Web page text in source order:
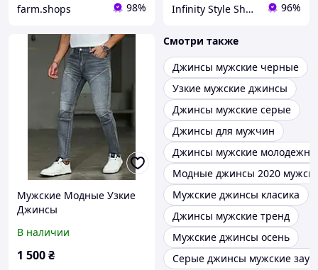
farm.shops 98% Infinity Style Shop - IS°ho 96%
Мужские Модные Узкие
Джинсы
В наличии
1 500₴
Смотри также
Джинсы мужские черные
Узкие мужские джинсы
Джинсы мужские серые
Джинсы для мужчин
Джинсы мужские
Модные джинсы 2020
Мужские джинсы класика
Джинсы мужские тренд
Мужские джинсы осень
Серые джинсы мужские